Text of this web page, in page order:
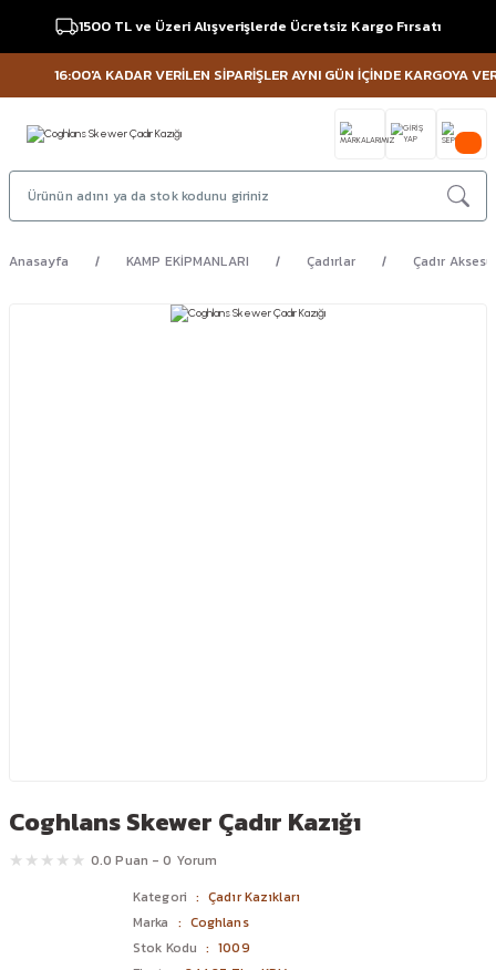
1500 TL ve Üzeri Alışverişlerde Ücretsiz Kargo Fırsatı
16:00'A KADAR VERİLEN SİPARİŞLER AYNI GÜN İÇİNDE KARGOYA
Anasayfa KAMP EKİPMANLARI Çadırlar Çadır
Coghlans Skewer Çadır Kazığı
0.0 Puan - 0 Yorum
Kategori
Çadır Kazıkları
Marka
Coghlans
Stok Kodu
1009